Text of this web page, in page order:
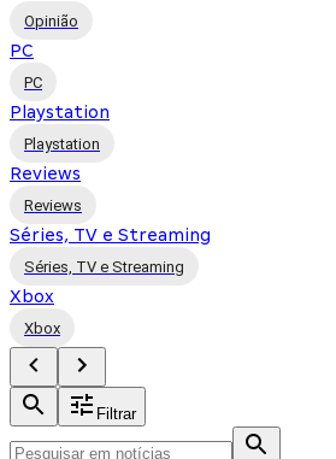
Opinião
PC
PC
Playstation
Playstation
Reviews
Reviews
Séries, TV e Streaming
Séries, TV e Streaming
Xbox
Xbox
Filtrar